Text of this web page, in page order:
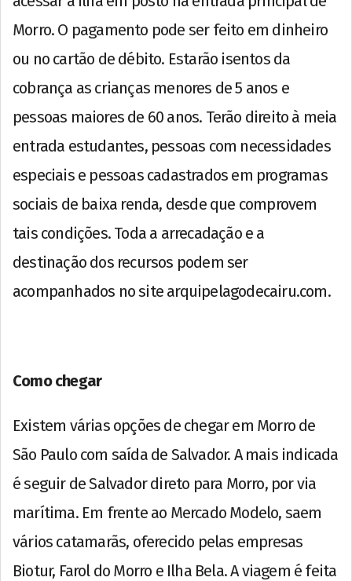
Morro. O pagamento pode ser feito em dinheiro
ou no cartão de débito. Estarão isentos da
cobrança as crianças menores de 5 anos e
pessoas maiores de 60 anos. Terão direito à meia
entrada estudantes, pessoas com necessidades
especiais e pessoas cadastrados em programas
sociais de baixa renda, desde que comprovem
tais condições. Toda a arrecadação e a
destinação dos recursos podem ser
acompanhados no site arquipelagodecairu.com.
Como chegar
Existem várias opções de chegar em Morro de
São Paulo com saída de Salvador. A mais indicada
é seguir de Salvador direto para Morro, por via
marítima. Em frente ao Mercado Modelo, saem
vários catamarãs, oferecido pelas empresas
Biotur, Farol do Morro e Ilha Bela. A viagem é feita